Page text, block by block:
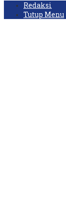
Redaksi
Tutup Menu